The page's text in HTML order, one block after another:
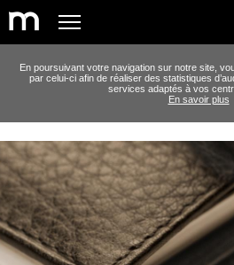
En poursuivant votre navigation sur notre site,
par celui-ci afin de réaliser des statistiques
services adaptés à vos
En savoir plus